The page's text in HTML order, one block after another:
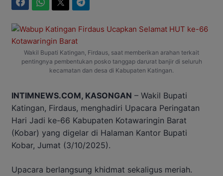
Wakil Bupati Katingan, Firdaus, saat memberikan arahan terkait
pentingnya pembentukan posko tanggap darurat banjir di seluruh
kecamatan dan desa di Kabupaten Katingan.
INTIMNEWS.COM, KASONGAN – Wakil Bupati
Katingan, Firdaus, menghadiri Upacara Peringatan
Hari Jadi ke-66 Kabupaten Kotawaringin Barat
(Kobar) yang digelar di Halaman Kantor Bupati
Kobar, Jumat (3/10/2025).
Upacara berlangsung khidmat sekaligus meriah.